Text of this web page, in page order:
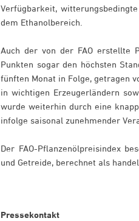
Verfügbarkeit,
dem Ethanolbereich.
Auch der von der FAO erstellte
Punkten sogar den höchsten
fünften Monat in Folge, getragen
in wichtigen Erzeugerländern
wurde weiterhin durch eine
infolge saisonal zunehmender
Der FAO-Pflanzenölpreisindex
und Getreide, berechnet als
Pressekontakt